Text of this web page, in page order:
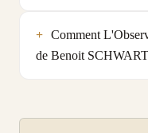
Comment
de Benoit